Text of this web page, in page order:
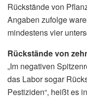
Rückstände von
Angaben zufolge
mindestens vier
Rückstände von
„Im negativen
das Labor sogar
Pestiziden“, heißt es